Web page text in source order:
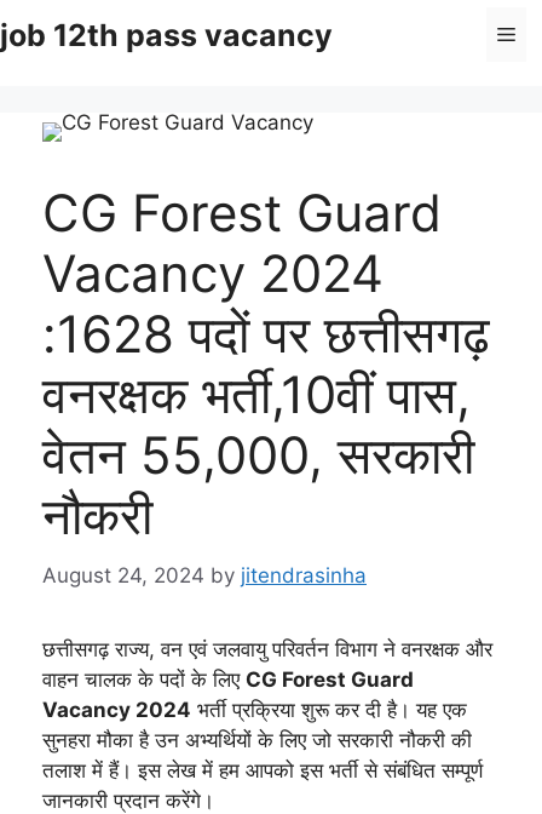
to
job 12th pass vacancy
CG Forest Guard
Vacancy 2024
:1628 पदों पर छत्तीसगढ़
वनरक्षक भर्ती,10वीं पास,
वेतन 55,000, सरकारी
नौकरी
August 24, 2024 by jitendrasinha
छत्तीसगढ़ राज्य, वन एवं जलवायु परिवर्तन विभाग ने वनरक्षक और
वाहन चालक के पदों के लिए CG Forest Guard
Vacancy 2024 भर्ती प्रक्रिया शुरू कर दी है। यह एक
सुनहरा मौका है उन अभ्यर्थियों के लिए जो सरकारी नौकरी की
तलाश में हैं। इस लेख में हम आपको इस भर्ती से संबंधित सम्पूर्ण
जानकारी प्रदान करेंगे।